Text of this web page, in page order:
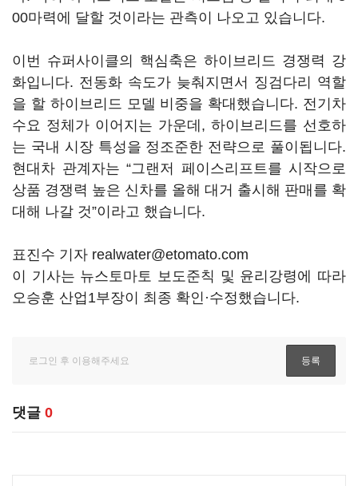
00마력에 달할 것이라는 관측이 나오고 있습니다.
이번 슈퍼사이클의 핵심축은 하이브리드 경쟁력 강
화입니다. 전동화 속도가 늦춰지면서 징검다리 역할
을 할 하이브리드 모델 비중을 확대했습니다. 전기차
수요 정체가 이어지는 가운데, 하이브리드를 선호하
는 국내 시장 특성을 정조준한 전략으로 풀이됩니다.
현대차 관계자는 “그랜저 페이스리프트를 시작으로
상품 경쟁력 높은 신차를 올해 대거 출시해 판매를 확
대해 나갈 것”이라고 했습니다.
표진수 기자 realwater@etomato.com
이 기사는 뉴스토마토 보도준칙 및 윤리강령에 따라
오승훈 산업1부장이 최종 확인·수정했습니다.
댓글 0